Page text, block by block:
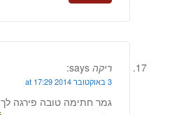
ריקה says:
3 באוקטובר 2014 at 17:29
גמר חתימה טובה פירגה לך